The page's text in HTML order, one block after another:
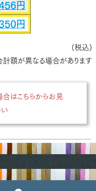
円
円
(税込)
額が異なる場合があります
はこちらからお見
い